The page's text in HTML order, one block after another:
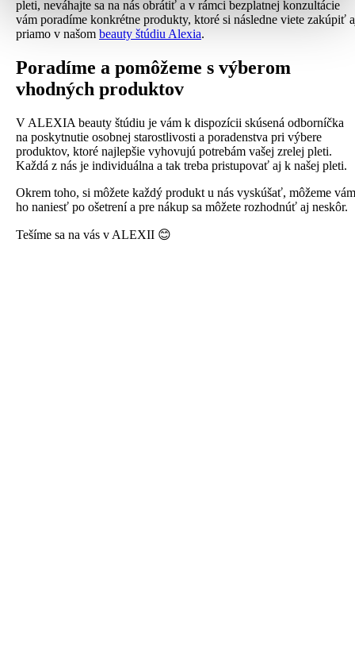
pleti, neváhajte sa na nás obrátiť a v rámci bezplatnej konzultácie
vám poradíme konkrétne produkty, ktoré si následne viete zakúpiť
priamo v našom beauty štúdiu Alexia.
Poradíme a pomôžeme s výberom
vhodných produktov
V ALEXIA beauty štúdiu je vám k dispozícii skúsená odborníčka
na poskytnutie osobnej starostlivosti a poradenstva pri výbere
produktov, ktoré najlepšie vyhovujú potrebám vašej zrelej pleti.
Každá z nás je individuálna a tak treba pristupovať aj k našej pleti.
Okrem toho, si môžete každý produkt u nás vyskúšať, môžeme vám
ho naniesť po ošetrení a pre nákup sa môžete rozhodnúť aj neskôr.
Tešíme sa na vás v ALEXII 😊